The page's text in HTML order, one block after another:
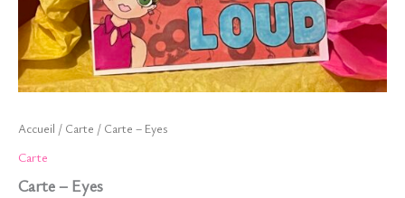
Accueil / Carte / Carte – Eyes
Carte
Carte – Eyes